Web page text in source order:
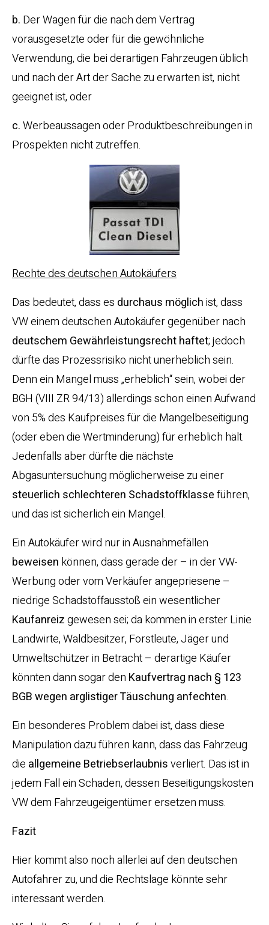
b. Der Wagen für die nach dem Vertrag
vorausgesetzte oder für die gewöhnliche
Verwendung, die bei derartigen Fahrzeugen üblich
und nach der Art der Sache zu erwarten ist, nicht
geeignet ist, oder
c.Werbeaussagen oder Produktbeschreibungen in
Prospekten nicht zutreffen.
Rechte des deutschen Autokäufers
Das bedeutet, dass es durchaus möglichist, dass
VW einem deutschen Autokäufer gegenüber nach
deutschem Gewährleistungsrecht haftet; jedoch
dürfte das Prozessrisiko nicht unerheblich sein.
Denn ein Mangel muss „erheblich“ sein, wobei der
BGH (VIII ZR 94/13) allerdings schon einen Aufwand
von 5% des Kaufpreises für die Mangelbeseitigung
(oder eben die Wertminderung) für erheblich hält.
Jedenfalls aber dürfte die nächste
Abgasuntersuchung möglicherweise zu einer
steuerlich schlechteren Schadstoffklasseführen,
und das ist sicherlich ein Mangel.
Ein Autokäufer wird nur in Ausnahmefällen
beweisen können, dass gerade der – in der VW-
Werbung oder vom Verkäufer angepriesene –
niedrige Schadstoffausstoß ein wesentlicher
Kaufanreizgewesen sei; da kommen in erster Linie
Landwirte, Waldbesitzer, Forstleute, Jäger und
Umweltschützer in Betracht – derartige Käufer
könnten dann sogar den Kaufvertrag nach § 123
BGB wegen arglistiger Täuschung anfechten.
Ein besonderes Problem dabei ist, dass diese
Manipulation dazu führen kann, dass das Fahrzeug
die allgemeine Betriebserlaubnisverliert. Das ist in
jedem Fall ein Schaden, dessen Beseitigungskosten
VW dem Fahrzeugeigentümer ersetzen muss.
Fazit
Hier kommt also noch allerlei auf den deutschen
Autofahrer zu, und die Rechtslage könnte sehr
interessant werden.